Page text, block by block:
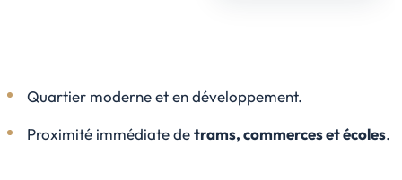
Quartier moderne et en développement.
Proximité immédiate detrams, commerces et écoles.